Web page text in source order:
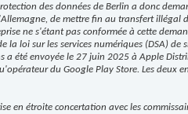
des données de Berlin a donc
de mettre fin au transfert illégal
ne s'étant pas conformée à cette
la loi sur les services numériques (DSA)
a été envoyée le 27 juin 2025 à Apple
du Google Play Store. Les deux
en étroite concertation avec les